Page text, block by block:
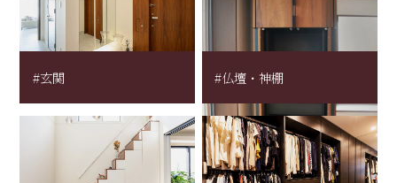
#玄関 #仏壇・神棚